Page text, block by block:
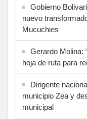
Gobierno
nuevo
Mucuchies
Gerardo Molina:
hoja de ruta para
Dirigente
municipio Zea y
municipal